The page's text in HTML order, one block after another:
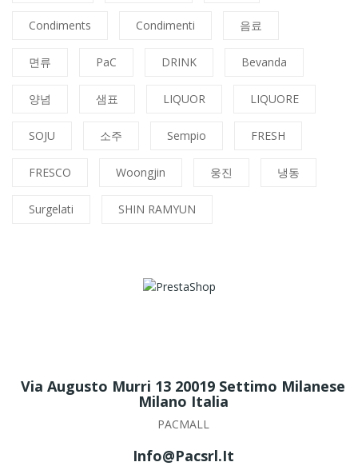
Condiments Condimenti 음료
면류 PaC DRINK Bevanda
양념 샘표 LIQUOR LIQUORE
SOJU 소주 Sempio FRESH
FRESCO Woongjin 웅진 냉동
Surgelati SHIN RAMYUN
Via Augusto Murri 13 20019 Settimo Milanese
Milano Italia
PACMALL
Info@pacsrl.it